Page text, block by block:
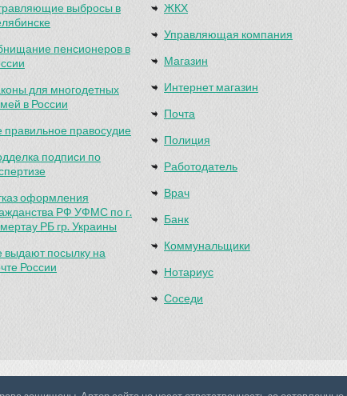
выбросы в
пенсионеров в
для многодетных
в России
правильное правосудие
подписи по
оформления
РФ УФМС по г.
РБ гр. Украины
выдают посылку на
России
ЖКХ
Управляющая компания
Магазин
Интернет магазин
Почта
Полиция
Работодатель
Врач
Банк
Коммунальщики
Нотариус
Соседи